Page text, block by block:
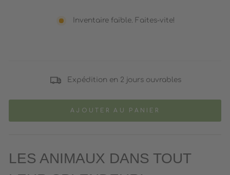
Inventaire faible. Faites-vite!
Expédition en 2 jours ouvrables
AJOUTER AU PANIER
LES ANIMAUX DANS TOUT